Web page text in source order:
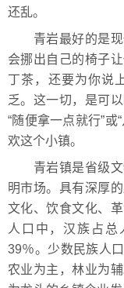
还乱。
青岩最好的是现
会挪出自己的椅子
丁茶，还要为你说
乏。这一切，是可
“随便拿一点就行”
欢这个小镇。
青岩镇是省级文
明市场。具有深厚
文化、饮食文化、
人口中，汉族占总
39％。少数民族人
农业为主，林业为